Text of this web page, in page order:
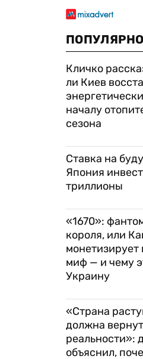
Кличко
ли Киев
началу
сезона
Ставка на
Япония
триллионы
«1670»:
короля, или
миф — и чему
Украину
«Страна
должна
реальности»:
объяснил,